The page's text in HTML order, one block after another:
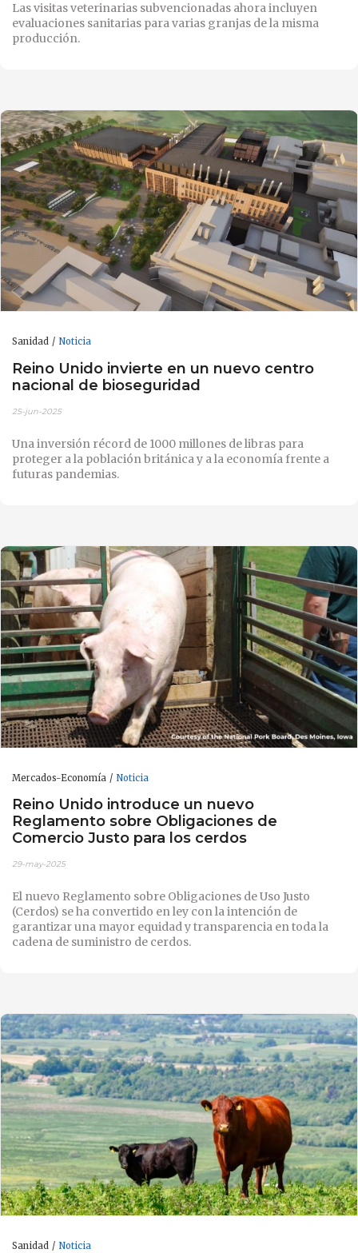
Las visitas veterinarias subvencionadas ahora incluyen
evaluaciones sanitarias para varias granjas de la misma
producción.
Sanidad Noticia
Reino Unido invierte en un nuevo centro
nacional de bioseguridad
25-jun-2025
Una inversión récord de 1000 millones de libras para
proteger a la población británica y a la economía frente a
futuras pandemias.
Mercados-Economía Noticia
Reino Unido introduce un nuevo
Reglamento sobre Obligaciones de
Comercio Justo para los cerdos
29-may-2025
El nuevo Reglamento sobre Obligaciones de Uso Justo
(Cerdos) se ha convertido en ley con la intención de
garantizar una mayor equidad y transparencia en toda la
cadena de suministro de cerdos.
Sanidad Noticia